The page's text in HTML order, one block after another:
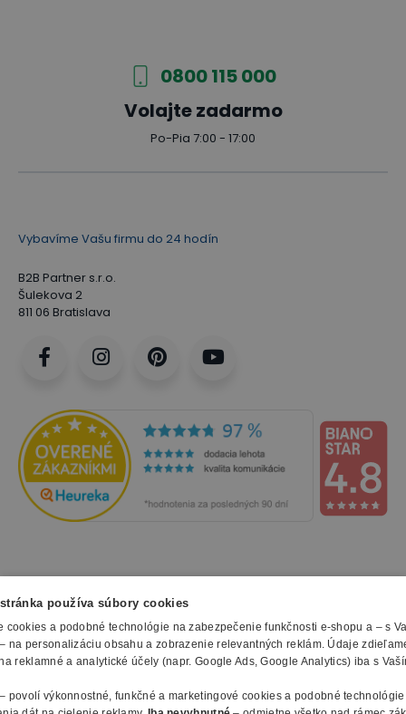
0800 115 000
Volajte zadarmo
Po-Pia 7:00 - 17:00
Vybavíme Vašu firmu do 24 hodín
B2B Partner s.r.o.
Šulekova 2
811 06 Bratislava
NAKUPOVANIE
Všetko o nákupe
Obchodné podmienky
Spôsoby platby
SLUŽBY
Reklamačný formulár
O FIRME
používa súbory cookies
cookies a podobné technológie na zabezpečenie funkčnosti e-shopu a – s
na personalizáciu obsahu a zobrazenie relevantných reklám. Údaje
reklamné a analytické účely (napr. Google Ads, Google Analytics) iba s
povolí výkonnostné, funkčné a marketingové cookies a podobné